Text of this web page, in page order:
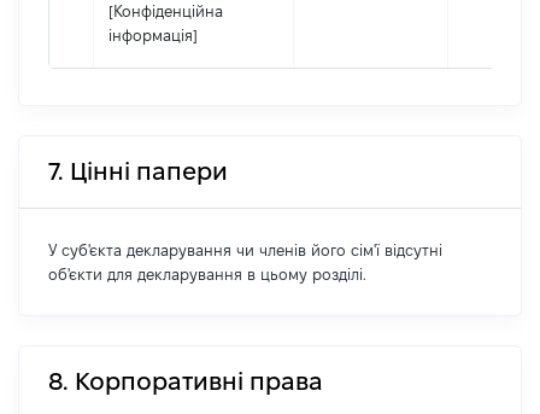
[Конфіденційна
інформація]
7. Цінні папери
У суб'єкта декларування чи членів його сім'ї відсутні
об'єкти для декларування в цьому розділі.
8. Корпоративні права